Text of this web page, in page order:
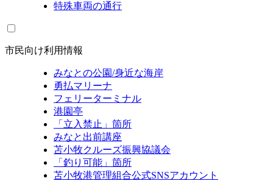
特殊車両の通行
市民向け利用情報
みなとの公園/身近な海岸
勇払マリーナ
フェリーターミナル
港園亭
「立入禁止」箇所
みなと出前講座
苫小牧クルーズ振興協議会
「釣り可能」箇所
苫小牧港管理組合公式SNSアカウント